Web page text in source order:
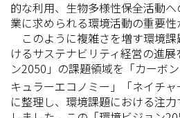
的な利用、生物多様性保全活動
業に求められる環境活動の重要性
このように複雑さを増す環境
けるサステナビリティ経営の進
ン2050」の課題領域を「カーボ
キュラーエコノミー」「ネイチ
に整理し、環境課題における注